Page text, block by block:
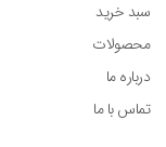
سبد خرید
محصولات
درباره ما
تماس با ما